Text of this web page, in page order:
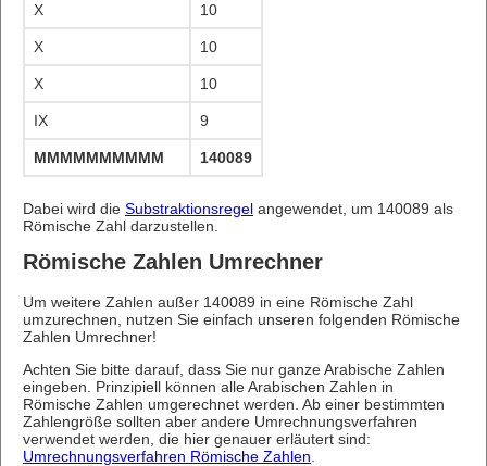
X 10
X 10
X 10
IX 9
140089
Dabei wird die Substraktionsregel angewendet, um 140089 als
Römische Zahl darzustellen.
Römische Zahlen Umrechner
Um weitere Zahlen außer 140089 in eine Römische Zahl
umzurechnen, nutzen Sie einfach unseren folgenden Römische
Zahlen Umrechner!
Achten Sie bitte darauf, dass Sie nur ganze Arabische Zahlen
eingeben. Prinzipiell können alle Arabischen Zahlen in
Römische Zahlen umgerechnet werden. Ab einer bestimmten
Zahlengröße sollten aber andere Umrechnungsverfahren
verwendet werden, die hier genauer erläutert sind:
Umrechnungsverfahren Römische Zahlen